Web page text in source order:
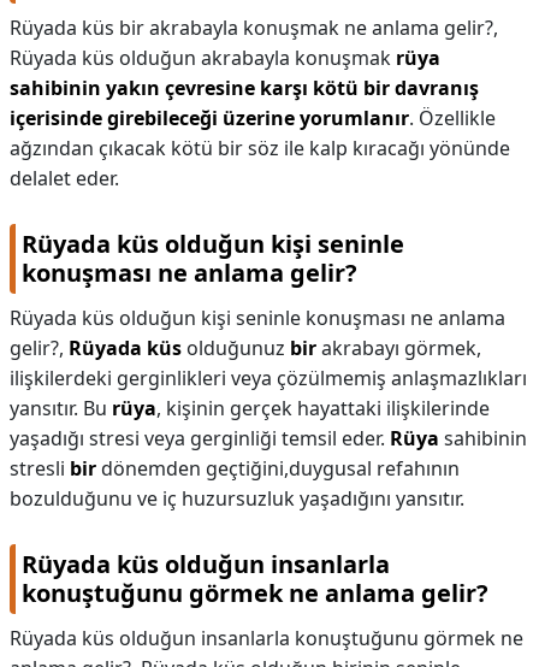
Rüyada küs bir akrabayla konuşmak ne anlama gelir?,
Rüyada küs olduğun akrabayla konuşmak rüya
sahibinin yakın çevresine karşı kötü bir davranış
içerisinde girebileceği üzerine yorumlanır. Özellikle
ağzından çıkacak kötü bir söz ile kalp kıracağı yönünde
delalet eder.
Rüyada küs olduğun kişi seninle
konuşması ne anlama gelir?
Rüyada küs olduğun kişi seninle konuşması ne anlama
gelir?, Rüyada küs olduğunuz birakrabayı görmek,
ilişkilerdeki gerginlikleri veya çözülmemiş anlaşmazlıkları
yansıtır. Bu rüya, kişinin gerçek hayattaki ilişkilerinde
yaşadığı stresi veya gerginliği temsil eder. Rüya sahibinin
stresli birdönemden geçtiğini,duygusal refahının
bozulduğunu ve iç huzursuzluk yaşadığını yansıtır.
Rüyada küs olduğun insanlarla
konuştuğunu görmek ne anlama gelir?
Rüyada küs olduğun insanlarla konuştuğunu görmek ne